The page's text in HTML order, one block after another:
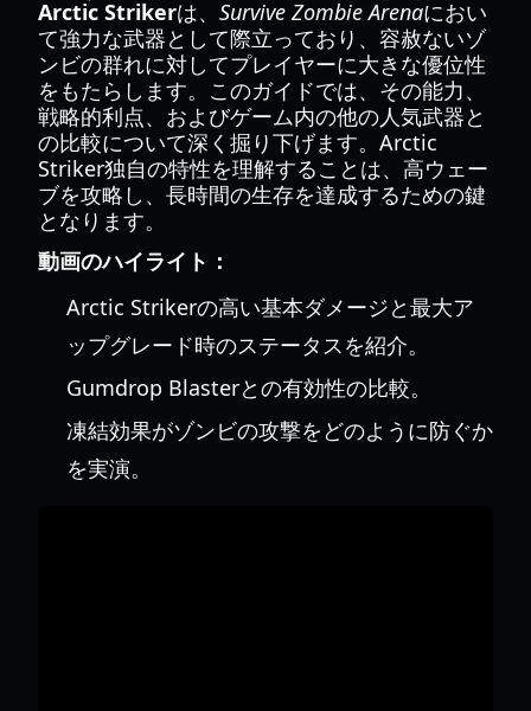
Arctic Strikerは、 Survive Zombie Arenaにおい
て強力な武器として際立っており、容赦ないゾ
ンビの群れに対してプレイヤーに大きな優位性
をもたらします。このガイドでは、その能力、
戦略的利点、およびゲーム内の他の人気武器と
の比較について深く掘り下げます。Arctic
Striker独自の特性を理解することは、高ウェー
ブを攻略し、長時間の生存を達成するための鍵
となります。
動画のハイライト：
Arctic Strikerの高い基本ダメージと最大ア
ップグレード時のステータスを紹介。
Gumdrop Blasterとの有効性の比較。
凍結効果がゾンビの攻撃をどのように防ぐか
を実演。